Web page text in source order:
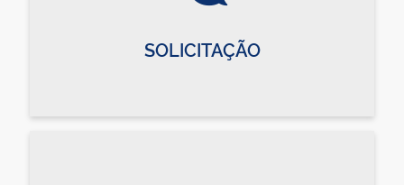
SOLICITAÇÃO